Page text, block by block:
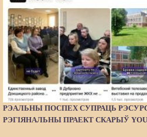
РЭАЛЬНЫ ПОСПЕХ СУПРАЦЬ
РЭГІЯНАЛЬНЫ ПРАЕКТ СКАРЫЎ